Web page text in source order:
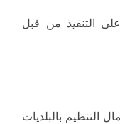
على التنفيذ من قبل
التنظيم بالبلديات